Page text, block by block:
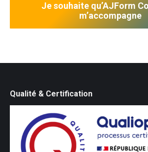
Je souhaite qu’AJForm
m’accompagne
Qualité & Certification